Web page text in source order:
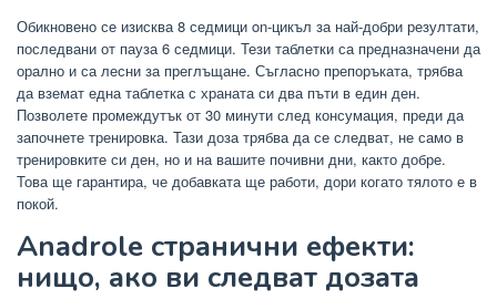
Обикновено се изисква 8 седмици on-цикъл за най-добри резултати,
последвани от пауза 6 седмици. Тези таблетки са предназначени да
орално и са лесни за преглъщане. Съгласно препоръката, трябва
да вземат една таблетка с храната си два пъти в един ден.
Позволете промеждутък от 30 минути след консумация, преди да
започнете тренировка. Тази доза трябва да се следват, не само в
тренировките си ден, но и на вашите почивни дни, както добре.
Това ще гарантира, че добавката ще работи, дори когато тялото е в
покой.
Anadrole странични ефекти:
нищо, ако ви следват дозата